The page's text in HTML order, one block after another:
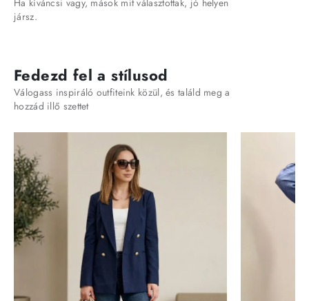
jársz.
Fedezd fel a stílusod
Válogass inspiráló outfiteink közül, és találd meg a
hozzád illő szettet